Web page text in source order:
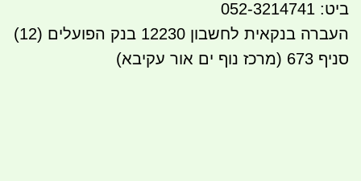
ביט: 052-3214741
העברה בנקאית לחשבון 12230 בנק הפועלים (12)
סניף 673 (מרכז נוף ים אור עקיבא)